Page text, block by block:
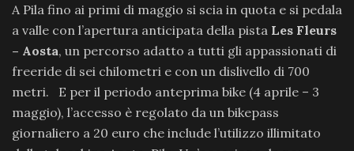
A Pila fino ai primi di maggio si scia in quota e si pedala
a valle con l’apertura anticipata della pista Les Fleurs
– Aosta, un percorso adatto a tutti gli appassionati di
freeride di sei chilometri e con un dislivello di 700
metri. E per il periodo anteprima bike (4 aprile – 3
maggio), l’accesso è regolato da un bikepass
giornaliero a 20 euro che include l’utilizzo illimitato